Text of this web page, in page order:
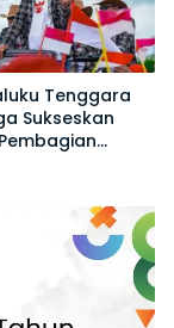
Tenggara
Sukseskan